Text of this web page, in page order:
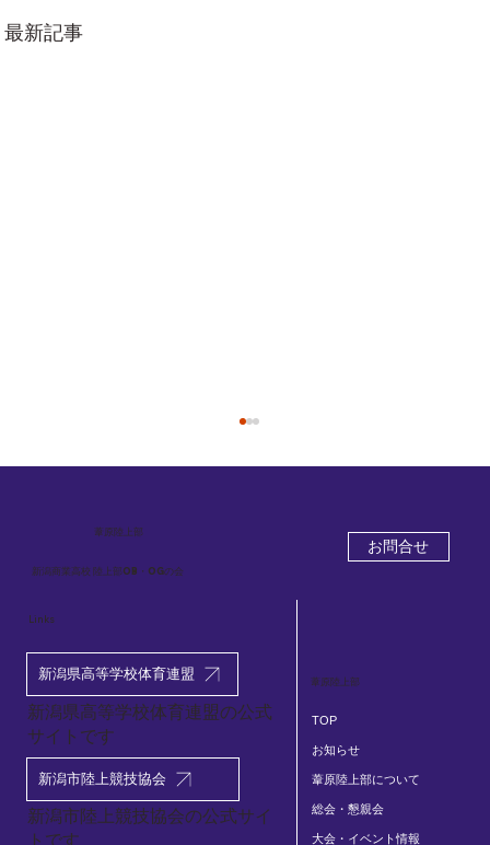
最新記事
2026.5.26-29 新潟県高校総体陸上競技大
会
葦原陸上部
TOP
お知らせ
葦原陸上部について
総会・懇親会
大会・イベント情報
お問合せ
葦原陸上部
新潟商業高校 陸上部OB・OGの会
Links
新潟県高等学校体育連盟
新潟県高等学校体育連盟の公式
サイトです
新潟市陸上競技協会
​新潟市陸上競技協会の公式サイ
トです